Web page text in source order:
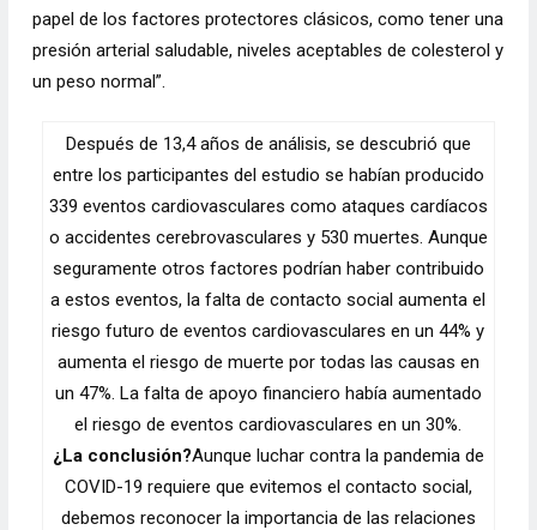
papel de los factores protectores clásicos, como tener una
presión arterial saludable, niveles aceptables de colesterol y
un peso normal”.
Después de 13,4 años de análisis, se descubrió que
entre los participantes del estudio se habían producido
339 eventos cardiovasculares como ataques cardíacos
o accidentes cerebrovasculares y 530 muertes. Aunque
seguramente otros factores podrían haber contribuido
a estos eventos, la falta de contacto social aumenta el
riesgo futuro de eventos cardiovasculares en un 44% y
aumenta el riesgo de muerte por todas las causas en
un 47%. La falta de apoyo financiero había aumentado
el riesgo de eventos cardiovasculares en un 30%.
¿La conclusión?Aunque luchar contra la pandemia de
COVID-19 requiere que evitemos el contacto social,
debemos reconocer la importancia de las relaciones